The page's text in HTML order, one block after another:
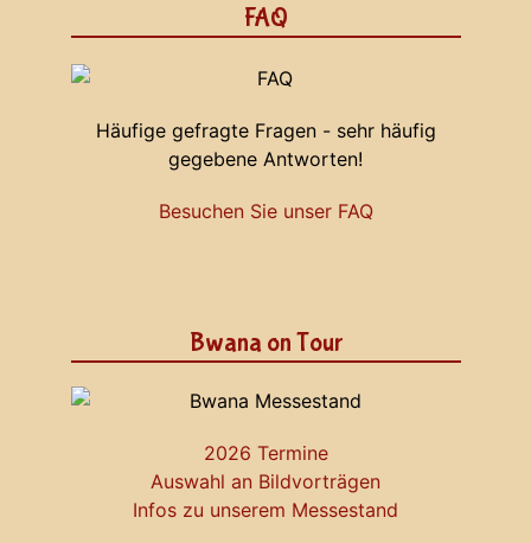
FAQ
Häufige gefragte Fragen - sehr häufig
gegebene Antworten!
Besuchen Sie unser FAQ
Bwana on Tour
2026 Termine
Auswahl an Bildvorträgen
Infos zu unserem Messestand